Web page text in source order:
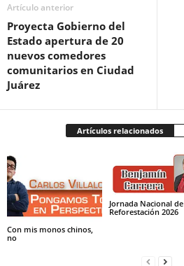
Artículo anterior
Proyecta Gobierno del
Estado apertura de 20
nuevos comedores
comunitarios en Ciudad
Juárez
Artículos relacionados
Con mis monos chinos,
no
Jornada Nacional de
Reforestación 2026